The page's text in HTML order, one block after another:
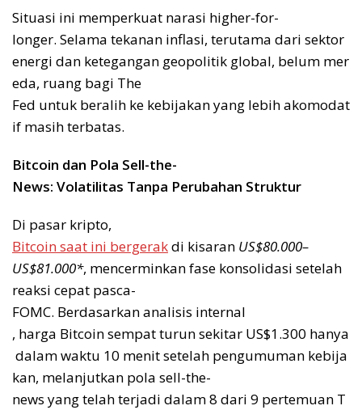
Situasi ini memperkuat narasi higher-for-
longer. Selama tekanan inflasi, terutama dari sektor
energi dan ketegangan geopolitik global, belum mer
eda, ruang bagi The
Fed untuk beralih ke kebijakan yang lebih akomodat
if masih terbatas.
Bitcoin dan Pola Sell-the-
News: Volatilitas Tanpa Perubahan Struktur
Di pasar kripto,
Bitcoin saat ini bergerakdi kisaran US$80.000–
US$81.000*, mencerminkan fase konsolidasi setelah
reaksi cepat pasca-
FOMC. Berdasarkan analisis internal
, harga Bitcoin sempat turun sekitar US$1.300 hanya
dalam waktu 10 menit setelah pengumuman kebija
kan, melanjutkan pola sell-the-
news yang telah terjadi dalam 8 dari 9 pertemuan T